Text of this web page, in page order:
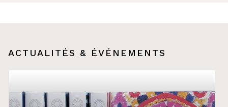
ACTUALITÉS & ÉVÉNEMENTS